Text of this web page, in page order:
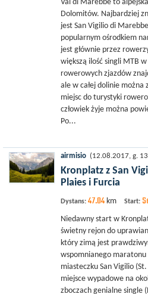
Val di Marebbe to
Dolomitów. Najbardziej
jest San Vigilio di
popularnym ośrodkiem
jest głównie przez
większą ilość singli MTB
rowerowych zjazdów
ale w całej dolinie
miejsc do turystyki
człowiek żyje można
Po...
airmisio (12.08.2017, g.
Kronplatz z San
Plaies i Furcia
Dystans: 47.04 km Start:
Niedawny start w
świetny rejon do
który zimą jest
wspomnianego maratonu
miasteczku San Vigilio
miejsce wypadowe na
zboczach genialne single